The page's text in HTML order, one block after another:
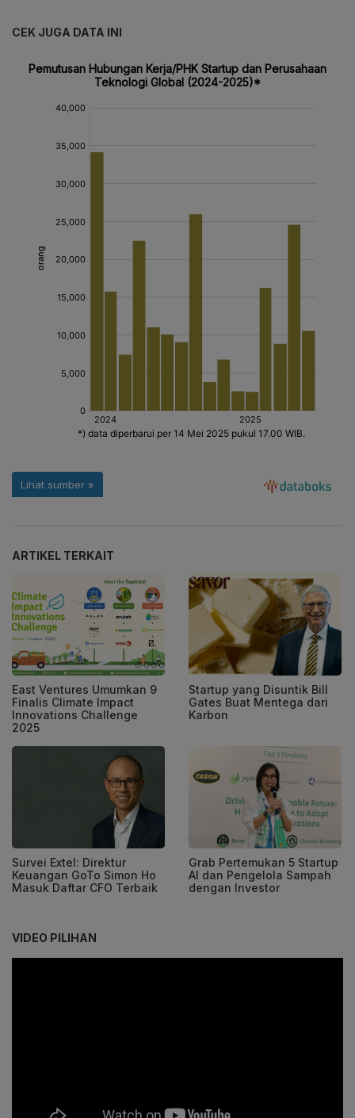
CEK JUGA DATA INI
ARTIKEL TERKAIT
East Ventures Umumkan 9
Finalis Climate Impact
Innovations Challenge
2025
Startup yang Disuntik Bill
Gates Buat Mentega dari
Karbon
Survei Extel: Direktur
Keuangan GoTo Simon Ho
Masuk Daftar CFO Terbaik
Grab Pertemukan 5 Startup
AI dan Pengelola Sampah
dengan Investor
VIDEO PILIHAN